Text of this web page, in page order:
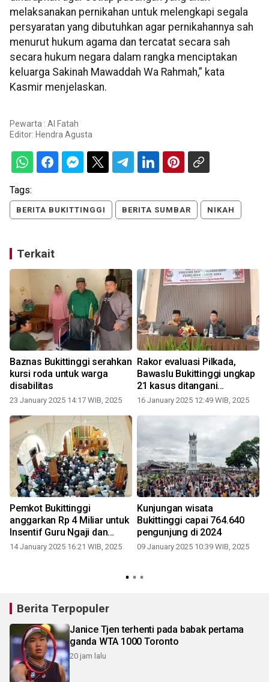
melaksanakan pernikahan untuk melengkapi segala
persyaratan yang dibutuhkan agar pernikahannya sah
menurut hukum agama dan tercatat secara sah
secara hukum negara dalam rangka menciptakan
keluarga Sakinah Mawaddah Wa Rahmah,” kata
Kasmir menjelaskan.
Pewarta : Al Fatah
Editor: Hendra Agusta
Tags:
BERITA BUKITTINGGI BERITA SUMBAR NIKAH
Terkait
Baznas Bukittinggi serahkan
kursi roda untuk warga
disabilitas
23 January 2025 14:17 WIB, 2025
Rakor evaluasi Pilkada,
Bawaslu Bukittinggi ungkap
21 kasus ditangani
profesional
16 January 2025 12:49 WIB, 2025
Pemkot Bukittinggi
anggarkan Rp 4 Miliar untuk
Insentif Guru Ngaji dan
Marbot
14 January 2025 16:21 WIB, 2025
Kunjungan wisata
Bukittinggi capai 764.640
pengunjung di 2024
09 January 2025 10:39 WIB, 2025
Berita Terpopuler
Janice Tjen terhenti pada babak pertama
ganda WTA 1000 Toronto
20 jam lalu